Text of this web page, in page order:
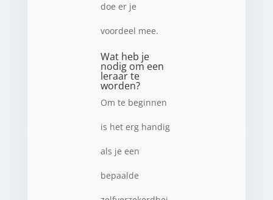
doe er je
voordeel mee.
Wat heb je
nodig om een
leraar te
worden?
Om te beginnen
is het erg handig
als je een
bepaalde